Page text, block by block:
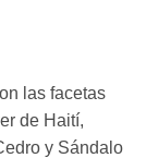
las facetas
de Haití,
y Sándalo